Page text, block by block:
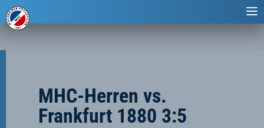
MHC-Herren vs.
Frankfurt 1880 3:5